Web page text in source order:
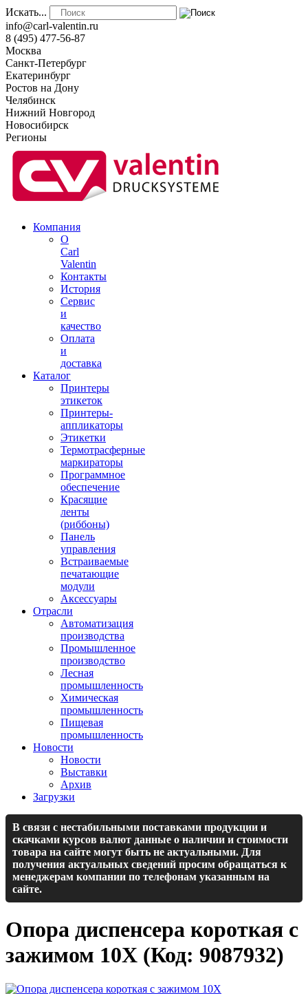
Искать...
info@carl-valentin.ru
8 (495) 477-56-87
Москва
Санкт-Петербург
Екатеринбург
Ростов на Дону
Челябинск
Нижний Новгород
Новосибирск
Регионы
Компания
О
Carl
Valentin
Контакты
История
Сервис
и
качество
Оплата
и
доставка
Каталог
Принтеры
этикеток
Принтеры-
аппликаторы
Этикетки
Термотрасферные
маркираторы
Программное
обеспечение
Красящие
ленты
(риббоны)
Панель
управления
Встраиваемые
печатающие
модули
Аксессуары
Отрасли
Автоматизация
производства
Промышленное
производство
Лесная
промышленность
Химическая
промышленность
Пищевая
промышленность
Новости
Новости
Выставки
Архив
Загрузки
В связи с нестабильными поставками продукции и
скачками курсов валют данные о наличии и стоимости
товара на сайте могут быть не актуальными. Для
получения актуальных сведений просим обращаться к
менеджерам компании по телефонам указанным на
сайте.
Опора диспенсера короткая с
зажимом 10X (Код: 9087932)